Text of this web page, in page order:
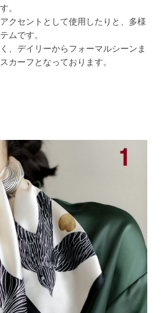
。
クセントとして使用したりと、多様
ムです。
、デイリーからフォーマルシーンま
カーフとなっております。